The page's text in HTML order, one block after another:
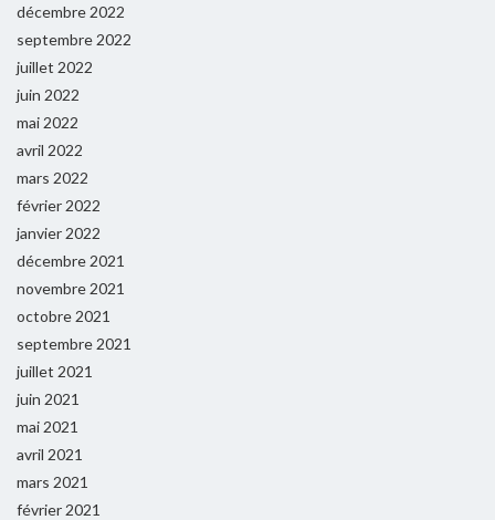
décembre 2022
septembre 2022
juillet 2022
juin 2022
mai 2022
avril 2022
mars 2022
février 2022
janvier 2022
décembre 2021
novembre 2021
octobre 2021
septembre 2021
juillet 2021
juin 2021
mai 2021
avril 2021
mars 2021
février 2021